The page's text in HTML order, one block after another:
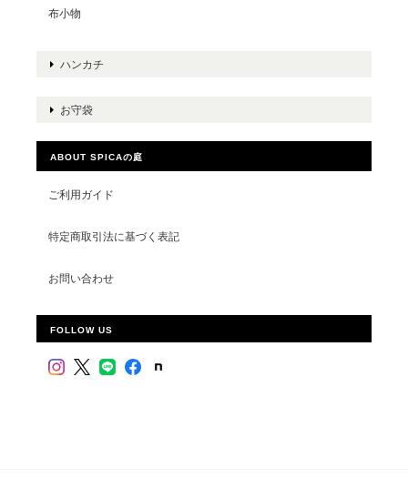
布小物
ハンカチ
お守袋
ABOUT SPICAの庭
ご利用ガイド
特定商取引法に基づく表記
お問い合わせ
FOLLOW US